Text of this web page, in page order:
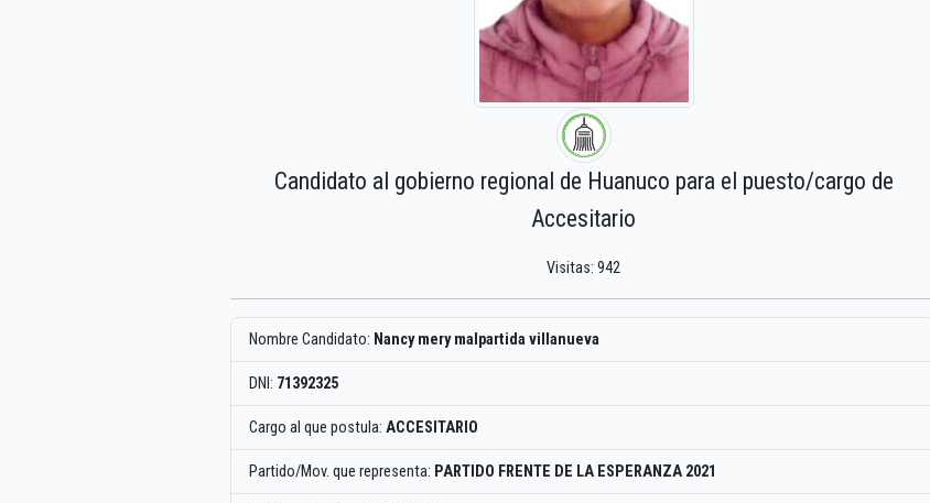
Candidato al gobierno regional de Huanuco para el puesto/cargo de
Accesitario
Visitas: 942
Nombre Candidato: Nancy mery malpartida villanueva
DNI: 71392325
Cargo al que postula: ACCESITARIO
Partido/Mov. que representa: PARTIDO FRENTE DE LA ESPERANZA 2021